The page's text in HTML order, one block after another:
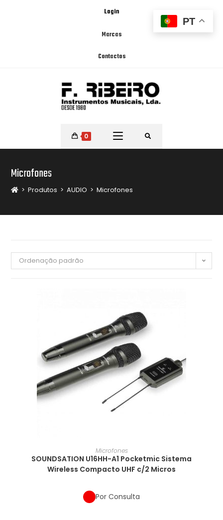
Login
Marcas
Contactos
0
Microfones
> Produtos > AUDIO > Microfones
Ordenação padrão
Microfones
SOUNDSATION U16HH-A1 Pocketmic Sistema
Wireless Compacto UHF c/2 Micros
Por Consulta
PT